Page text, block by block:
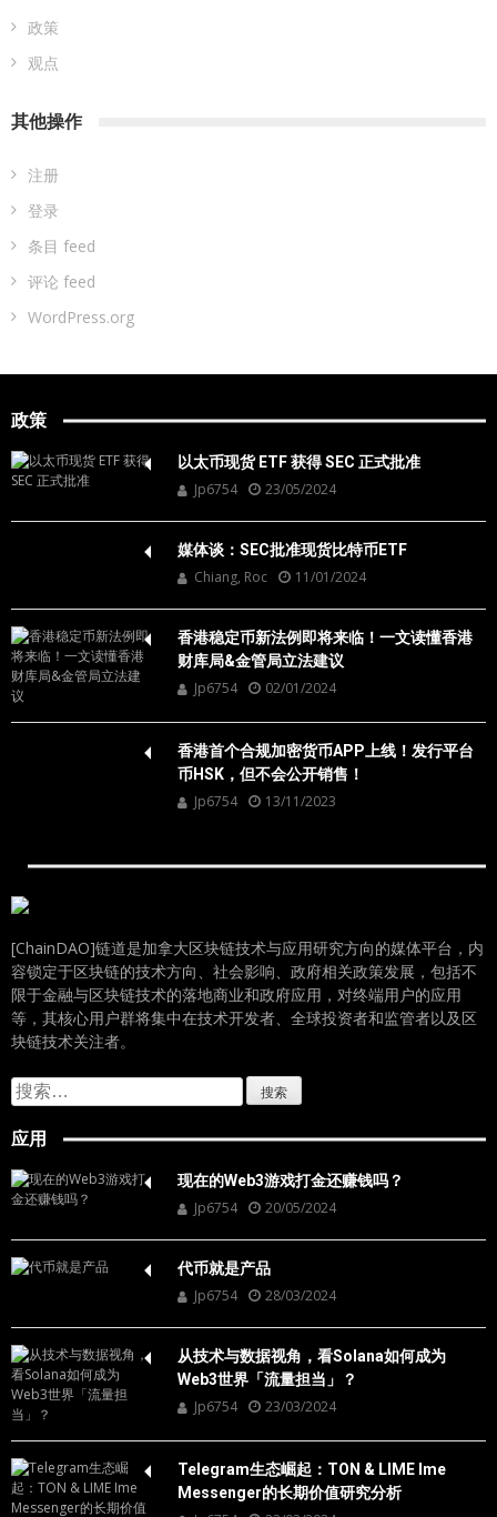
政策
观点
其他操作
注册
登录
条目 feed
评论 feed
WordPress.org
政策
以太币现货 ETF 获得 SEC 正式批准
Jp6754 23/05/2024
媒体谈：SEC批准现货比特币ETF
Chiang, Roc 11/01/2024
香港稳定币新法例即将来临！一文读懂香港
财库局&金管局立法建议
Jp6754 02/01/2024
香港首个合规加密货币APP上线！发行平台
币HSK，但不会公开销售！
Jp6754 13/11/2023
[ChainDAO]链道是加拿大区块链技术与应用研究方向的媒体平台，内
容锁定于区块链的技术方向、社会影响、政府相关政策发展，包括不
限于金融与区块链技术的落地商业和政府应用，对终端用户的应用
等，其核心用户群将集中在技术开发者、全球投资者和监管者以及区
块链技术关注者。
搜
索：
应用
现在的Web3游戏打金还赚钱吗？
Jp6754 20/05/2024
代币就是产品
Jp6754 28/03/2024
从技术与数据视角，看Solana如何成为
Web3世界「流量担当」？
Jp6754 23/03/2024
Telegram生态崛起：TON & LIME Ime
Messenger的长期价值研究分析